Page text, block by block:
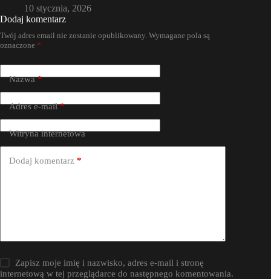
10 stycznia, 2026
Dodaj komentarz
Twój adres email nie zostanie opublikowany. Wymagane pola są
oznaczone *
Nazwa*
Adres e-mail*
Witryna internetowa
Dodaj komentarz *
Zapisz moje imię i nazwisko, adres e-mail i stronę
internetową w tej przeglądarce do następnego komentowania.